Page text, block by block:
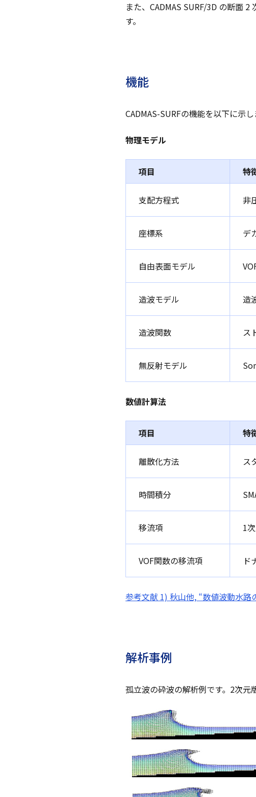
また、CADMAS SURF/3D の断面
す。
機能
CADMAS-SURFの機能を以下に示
物理モデル
項目 特
支配方程式 非
座標系 デ
自由表面モデル
造波モデル 造
造波関数 ス
無反射モデル
数値計算法
項目 特
離散化方法 ス
時間積分
移流項 1
VOF関数の移流項 ド
参考文献 1) 秋山他, “数値波動水路
解析事例
孤立波の砕波の解析例です。2次元